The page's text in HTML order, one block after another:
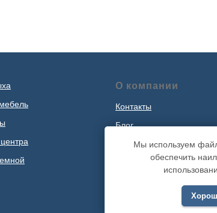
Мы используем
обеспечить
О компании
Контакты
Блог
Наши проекты
Политика обработки